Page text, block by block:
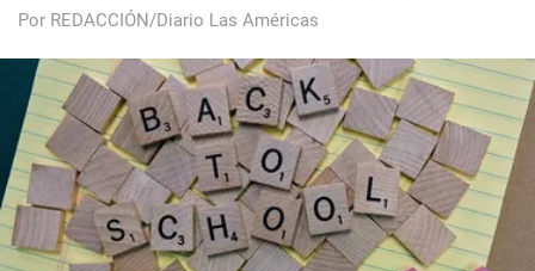
Por REDACCIÓN/Diario Las Américas